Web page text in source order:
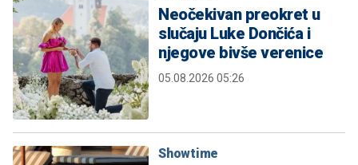
Neočekivan preokret u
slučaju Luke Dončića i
njegove bivše verenice
05.08.2026 05:26
Showtime